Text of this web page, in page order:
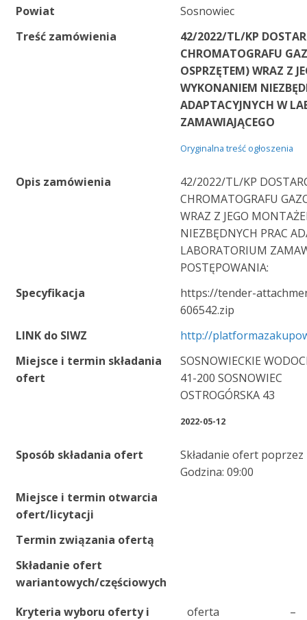
Powiat
Sosnowiec
Treść zamówienia
42/2022/TL/KP
CHROMATOGRAFU
OSPRZĘTEM) WRAZ Z
WYKONANIEM
ADAPTACYJNYCH W
ZAMAWIAJĄCEGO
Oryginalna treść ogłoszenia
Opis zamówienia
42/2022/TL/KP
CHROMATOGRAFU
WRAZ Z JEGO
NIEZBĘDNYCH PRAC
LABORATORIUM
POSTĘPOWANIA:
Specyfikacja
https://tender-
606542.zip
LINK do SIWZ
http://
Miejsce i termin składania
ofert
SOSNOWIECKIE
41-200 SOSNOWIEC
OSTROGÓRSKA 43
2022-05-12
Sposób składania ofert
Składanie ofert
Godzina: 09:00
Miejsce i termin otwarcia
ofert/licytacji
Termin związania ofertą
Składanie ofert
wariantowych/częściowych
Kryteria wyboru oferty i
oferta
–